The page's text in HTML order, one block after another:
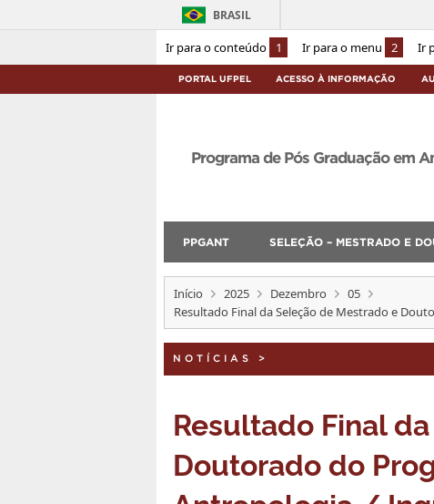
Ir para o conteúdo 1 Ir para o menu 2 Ir
BRASIL
PORTAL UFPEL ACESSO À INFORMAÇÃO
Programa de Pós Graduação em
PPGANT SELEÇÃO – MESTRADO E
Início 2025 Dezembro
05
Resultado Final da Seleção de Mestrado e
NOTÍCIAS >
Resultado Final
Doutorado do